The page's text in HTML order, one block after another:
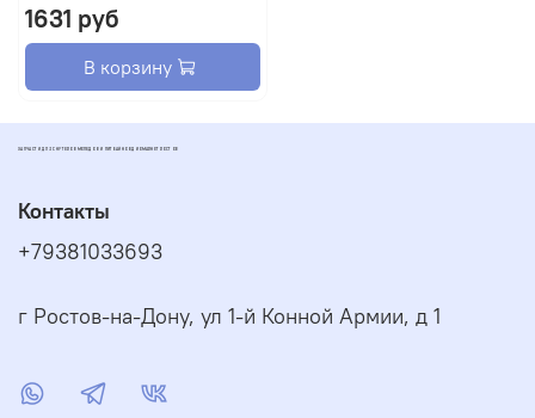
1631 руб
В корзину
ЗАПЧАСТИ ДЛЯ СКУТЕРОВ МОПЕДОВ И ПИТБАЙКОВ ДИОМАРКЕТ РОСТОВ
Контакты
+79381033693
г Ростов-на-Дону, ул 1-й Конной Армии, д 1